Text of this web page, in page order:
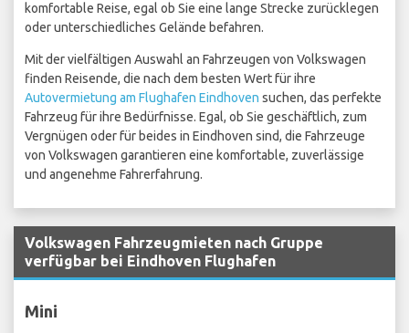
komfortable Reise, egal ob Sie eine lange Strecke zurücklegen
oder unterschiedliches Gelände befahren.
Mit der vielfältigen Auswahl an Fahrzeugen von Volkswagen
finden Reisende, die nach dem besten Wert für ihre
Autovermietung am Flughafen Eindhoven suchen, das perfekte
Fahrzeug für ihre Bedürfnisse. Egal, ob Sie geschäftlich, zum
Vergnügen oder für beides in Eindhoven sind, die Fahrzeuge
von Volkswagen garantieren eine komfortable, zuverlässige
und angenehme Fahrerfahrung.
Volkswagen Fahrzeugmieten nach Gruppe
verfügbar bei Eindhoven Flughafen
Mini